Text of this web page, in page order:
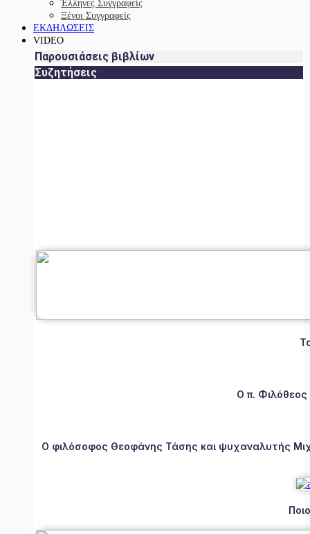
Έλληνες Συγγραφείς
Ξένοι Συγγραφείς
ΕΚΔΗΛΩΣΕΙΣ
VIDEO
Παρουσιάσεις βιβλίων
Συζητήσεις
Ο π.
Ο φιλόσοφος Θεοφάνης Τάσης και ψυχαναλυτής